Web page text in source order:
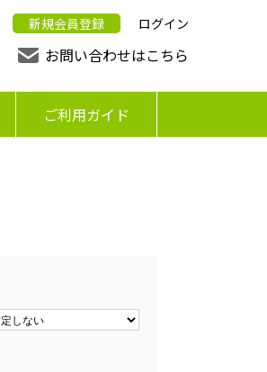
新規会員登録 ログイン
お問い合わせはこちら
ご利用ガイド